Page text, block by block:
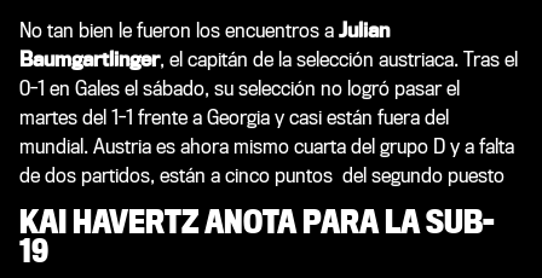
No tan bien le fueron los encuentros a Julian
Baumgartlinger, el capitán de la selección austriaca. Tras el
0-1 en Gales el sábado, su selección no logró pasar el
martes del 1-1 frente a Georgia y casi están fuera del
mundial. Austria es ahora mismo cuarta del grupo D y a falta
de dos partidos, están a cinco puntos del segundo puesto
KAI HAVERTZ ANOTA PARA LA SUB-
19